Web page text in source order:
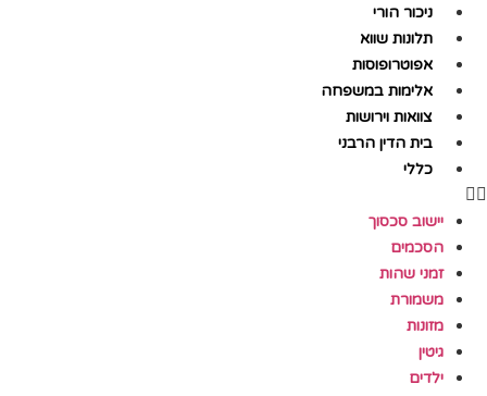
ניכור הורי
תלונות שווא
אפוטרופוסות
אלימות במשפחה
צוואות וירושות
בית הדין הרבני
כללי
יישוב סכסוך
הסכמים
זמני שהות
משמורת
מזונות
גיטין
ילדים